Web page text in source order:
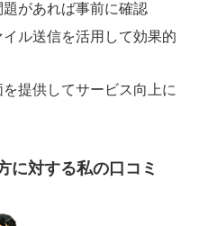
があれば事前に確認
ル送信を活用して効果的
提供してサービス向上に
に対する私の口コミ